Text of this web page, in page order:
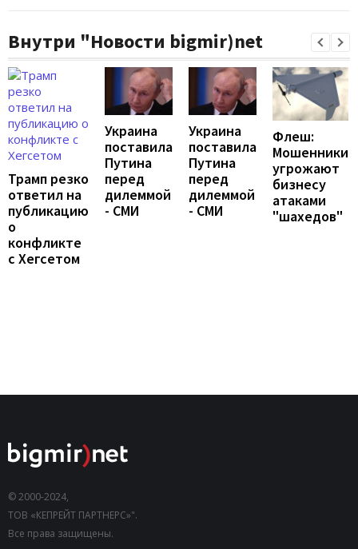
Внутри "Новости bigmir)net
Трамп резко
ответил на
публикацию
о
конфликте
с Хегсетом
Украина
поставила
Путина
перед
дилеммой
- СМИ
Украина
поставила
Путина
перед
дилеммой
- СМИ
Флеш:
Мошенники
угрожают
бизнесу
атаками
"шахедов"
© 2000-2024,
ТОВ «КЕПРЕЙТ ПАРТНЕРС»".
Все права защищены.